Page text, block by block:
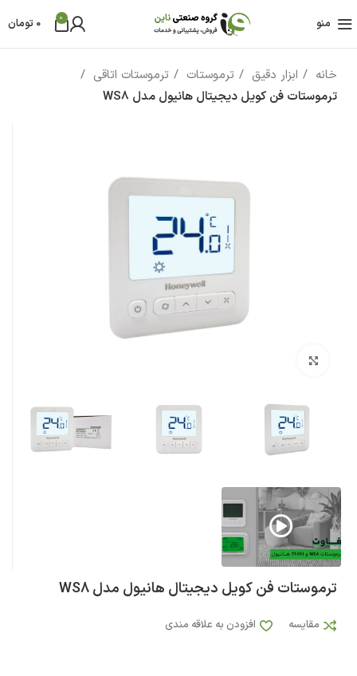
منو 0
0 تومان
خانه ابزار دقیق ترموستات
ترموستات اتاقی
ترموستات فن کویل دیجیتال هانیول مدل WS8
ترموستات فن کویل دیجیتال هانیول مدل WS8
مقایسه افزودن به علاقه مندی